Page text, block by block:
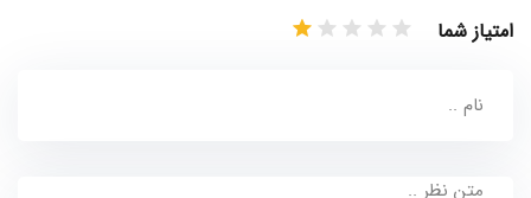
امتیاز شما